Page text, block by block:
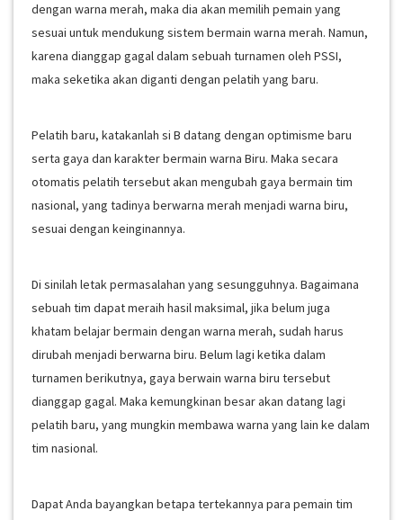
dengan warna merah, maka dia akan memilih pemain yang
sesuai untuk mendukung sistem bermain warna merah. Namun,
karena dianggap gagal dalam sebuah turnamen oleh PSSI,
maka seketika akan diganti dengan pelatih yang baru.
Pelatih baru, katakanlah si B datang dengan optimisme baru
serta gaya dan karakter bermain warna Biru. Maka secara
otomatis pelatih tersebut akan mengubah gaya bermain tim
nasional, yang tadinya berwarna merah menjadi warna biru,
sesuai dengan keinginannya.
Di sinilah letak permasalahan yang sesungguhnya. Bagaimana
sebuah tim dapat meraih hasil maksimal, jika belum juga
khatam belajar bermain dengan warna merah, sudah harus
dirubah menjadi berwarna biru. Belum lagi ketika dalam
turnamen berikutnya, gaya berwain warna biru tersebut
dianggap gagal. Maka kemungkinan besar akan datang lagi
pelatih baru, yang mungkin membawa warna yang lain ke dalam
tim nasional.
Dapat Anda bayangkan betapa tertekannya para pemain tim